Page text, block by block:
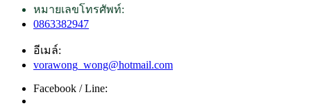
หมายเลขโทรศัพท์:
0863382947
อีเมล์:
vorawong_wong@hotmail.com
Facebook / Line: